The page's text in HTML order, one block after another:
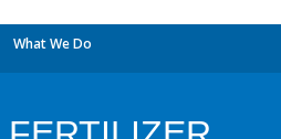
What We Do